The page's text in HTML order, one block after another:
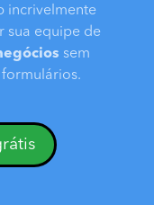
incrivelmente
sua equipe de
sem